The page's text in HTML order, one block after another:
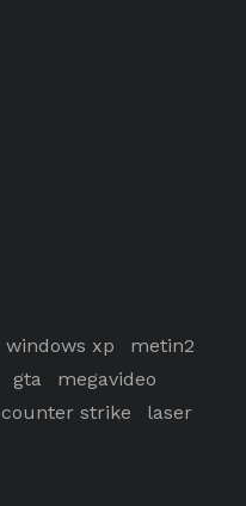
windows xp
metin2
gta
megavideo
counter strike laser